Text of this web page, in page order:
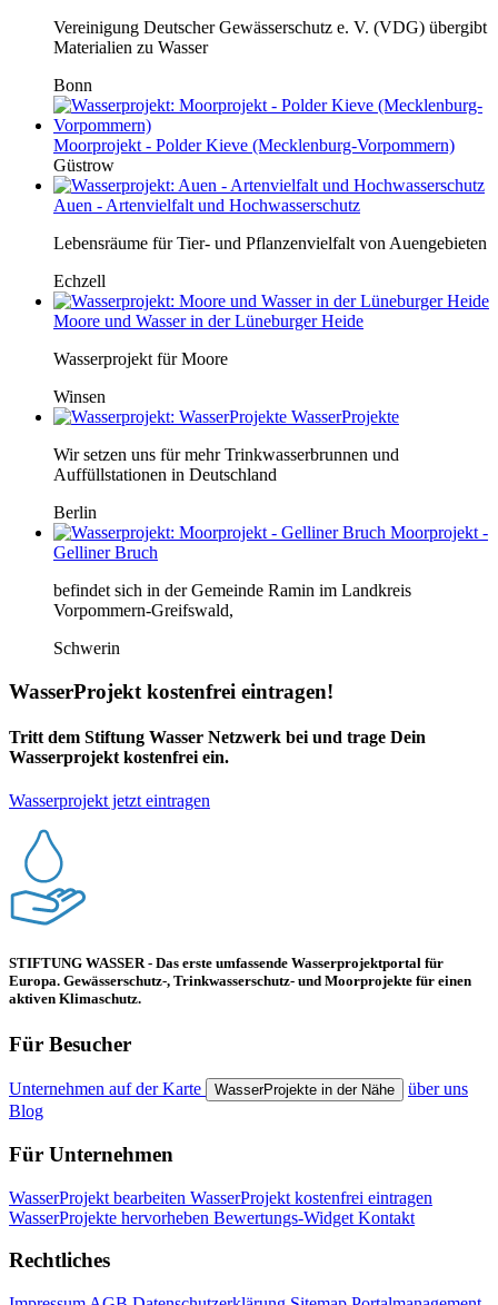
Vereinigung Deutscher Gewässerschutz e. V. (VDG) übergibt
Materialien zu Wasser
Bonn
Moorprojekt - Polder Kieve (Mecklenburg-Vorpommern)
Güstrow
Auen - Artenvielfalt und Hochwasserschutz
Lebensräume für Tier- und Pflanzenvielfalt von Auengebieten
Echzell
Moore und Wasser in der Lüneburger Heide
Wasserprojekt für Moore
Winsen
WasserProjekte
Wir setzen uns für mehr Trinkwasserbrunnen und
Auffüllstationen in Deutschland
Berlin
Moorprojekt -
Gelliner Bruch
befindet sich in der Gemeinde Ramin im Landkreis
Vorpommern-Greifswald,
Schwerin
WasserProjekt kostenfrei eintragen!
Tritt dem Stiftung Wasser Netzwerk bei und trage Dein
Wasserprojekt kostenfrei ein.
Wasserprojekt jetzt eintragen
STIFTUNG WASSER - Das erste umfassende Wasserprojektportal für
Europa. Gewässerschutz-, Trinkwasserschutz- und Moorprojekte für einen
aktiven Klimaschutz.
Für Besucher
Unternehmen auf der Karte WasserProjekte in der Nähe
über uns
Blog
Für Unternehmen
WasserProjekt bearbeiten WasserProjekt kostenfrei eintragen
WasserProjekte hervorheben Bewertungs-Widget Kontakt
Rechtliches